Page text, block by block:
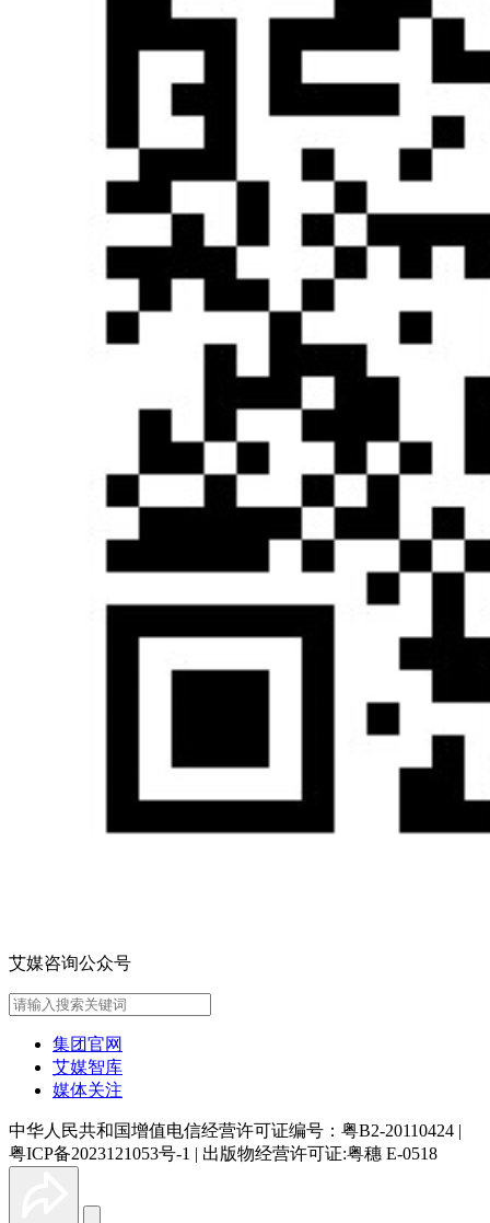
艾媒咨询公众号
集团官网
艾媒智库
媒体关注
中华人民共和国增值电信经营许可证编号：粤B2-20110424 |
粤ICP备2023121053号-1 | 出版物经营许可证:粤穗 E-0518